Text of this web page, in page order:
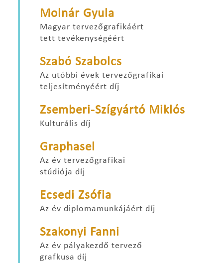
Molnár Gyula
Magyar tervezőgrafikáért
tett tevékenységéért
Szabó Szabolcs
Az utóbbi évek tervezőgrafikai
teljesítményéért díj
Zsemberi-Szígyártó Miklós
Kulturális díj
Graphasel
Az év tervezőgrafikai
stúdiója díj
Ecsedi Zsófia
Az év diplomamunkájáért díj
Szakonyi Fanni
Az év pályakezdő tervező
grafkusa díj